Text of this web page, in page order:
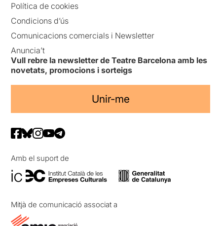
Política de cookies
Condicions d’ús
Comunicacions comercials i Newsletter
Anuncia’t
Vull rebre la newsletter de Teatre Barcelona amb les
novetats, promocions i sorteigs
Unir-me
Amb el suport de
Mitjà de comunicació associat a